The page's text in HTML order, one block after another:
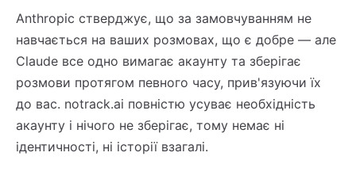
Anthropic стверджує, що за замовчуванням не
навчається на ваших розмовах, що є добре — але
Claude все одно вимагає акаунту та зберігає
розмови протягом певного часу, прив'язуючи їх
до вас. notrack.ai повністю усуває необхідність
акаунту і нічого не зберігає, тому немає ні
ідентичності, ні історії взагалі.